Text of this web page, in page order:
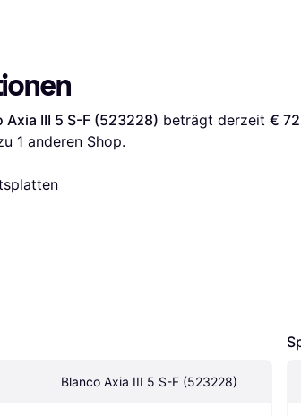
Axia III 5 S-F (523228) beträgt derzeit €
1 anderen Shop.
Blanco Axia III 5 S-F (523228)